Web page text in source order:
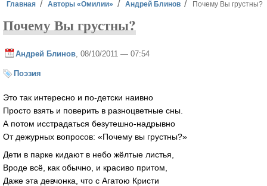
Вы здесь
Главная Авторы «Омилии» Андрей Блинов Почему Вы грустны?
Почему Вы грустны?
Андрей Блинов , 08/10/2011 — 07:54
Поэзия
Это так интересно и по-детски наивно
Просто взять и поверить в разноцветные сны.
А потом исстрадаться безутешно-надрывно
От дежурных вопросов: «Почему вы грустны?»
Дети в парке кидают в небо жёлтые листья,
Вроде всё, как обычно, и красиво притом,
Даже эта девчонка, что с Агатою Кристи